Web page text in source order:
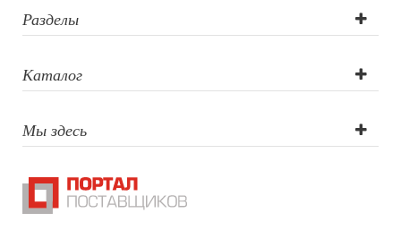
лазерная
гравировка,
тампопечать
Разделы
Каталог
Мы здесь